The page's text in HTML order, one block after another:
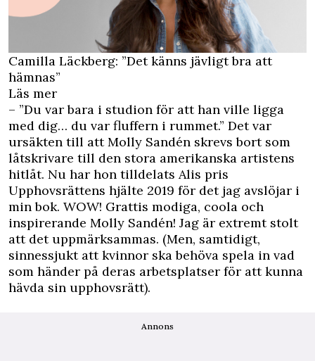
Camilla Läckberg: ”Det känns jävligt bra att
hämnas”
Läs mer
– ”Du var bara i studion för att han ville ligga
med dig… du var fluffern i rummet.” Det var
ursäkten till att Molly Sandén skrevs bort som
låtskrivare till den stora amerikanska artistens
hitlåt. Nu har hon tilldelats Alis pris
Upphovsrättens hjälte 2019 för det jag avslöjar i
min bok. WOW! Grattis modiga, coola och
inspirerande Molly Sandén! Jag är extremt stolt
att det uppmärksammas. (Men, samtidigt,
sinnessjukt att kvinnor ska behöva spela in vad
som händer på deras arbetsplatser för att kunna
hävda sin upphovsrätt).
Annons